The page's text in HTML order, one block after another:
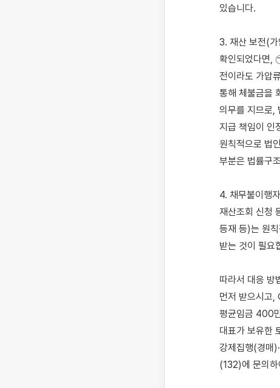
있습니다.
3. 재산 보전(
확인되었다면,
전이라도 가압
통해 체불금을
의무를 지므로,
지급 책임이 인
원칙적으로 법
부분은 법률구
4. 채무불이행
재산조회 신청
등재 등)는 원
받는 것이 필요
따라서 대응 방
먼저 받으시고,
평균임금 400
대표가 보유한
강제집행(경매
(132)에 문의하